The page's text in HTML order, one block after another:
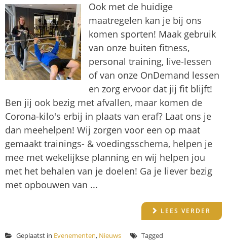
Ook met de huidige
maatregelen kan je bij ons
komen sporten! Maak gebruik
van onze buiten fitness,
personal training, live-lessen
of van onze OnDemand lessen
en zorg ervoor dat jij fit blijft!
Ben jij ook bezig met afvallen, maar komen de
Corona-kilo's erbij in plaats van eraf? Laat ons je
dan meehelpen! Wij zorgen voor een op maat
gemaakt trainings- & voedingsschema, helpen je
mee met wekelijkse planning en wij helpen jou
met het behalen van je doelen! Ga je liever bezig
met opbouwen van ...
LEES VERDER
Geplaatst in Evenementen, Nieuws Tagged